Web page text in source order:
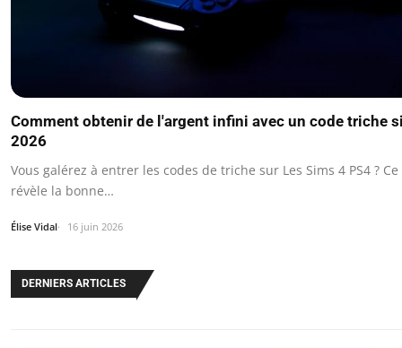
Comment obtenir de l'argent infini avec un code triche
2026
Vous galérez à entrer les codes de triche sur Les Sims 4 PS4 ?
révèle la bonne…
Élise Vidal 16 juin 2026
DERNIERS ARTICLES